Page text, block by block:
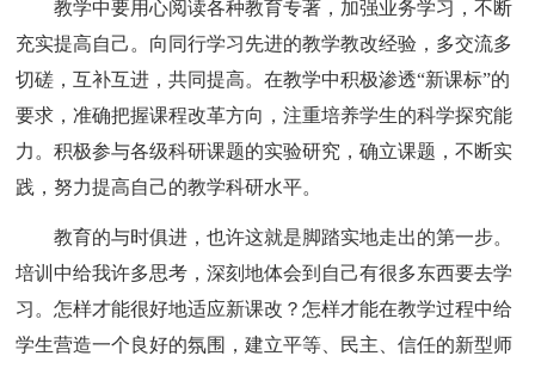
教学中要用心阅读各种教育专著，加强业务学习，不断
充实提高自己。向同行学习先进的教学教改经验，多交流多
切磋，互补互进，共同提高。在教学中积极渗透“新课标”的
要求，准确把握课程改革方向，注重培养学生的科学探究能
力。积极参与各级科研课题的实验研究，确立课题，不断实
践，努力提高自己的教学科研水平。
教育的与时俱进，也许这就是脚踏实地走出的第一步。
培训中给我许多思考，深刻地体会到自己有很多东西要去学
习。怎样才能很好地适应新课改？怎样才能在教学过程中给
学生营造一个良好的氛围，建立平等、民主、信任的新型师